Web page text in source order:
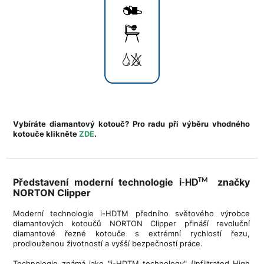
Vybíráte diamantový kotouč? Pro radu při výběru vhodného
kotouče klikněteZDE.
Představení moderní technologie i-HDTM značky
NORTON Clipper
Moderní technologie i-HDTM předního světového výrobce
diamantových kotoučů NORTON Clipper přináší revoluční
diamantové řezné kotouče s extrémní rychlostí řezu,
prodlouženou životností a vyšší bezpečností práce.